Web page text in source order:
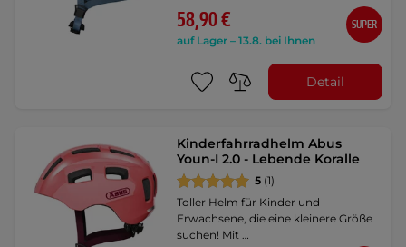
58,90 €
auf Lager – 13.8. bei Ihnen
SUPER
Detail
Kinderfahrradhelm Abus
Youn-I 2.0 - Lebende Koralle
5 (1)
Toller Helm für Kinder und
Erwachsene, die eine kleinere Größe
suchen! Mit …